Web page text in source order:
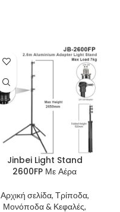
Jinbei Light Stand
2600FP Με Αέρα
Αρχική σελίδα, Τρίποδα,
Μονόποδα & Κεφαλές,